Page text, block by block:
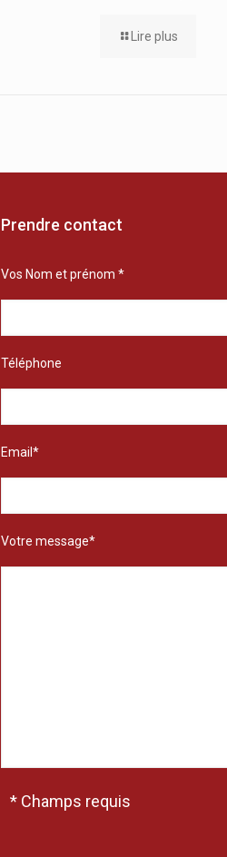
Lire plus
Prendre contact
Vos Nom et prénom *
Téléphone
Email*
Votre message*
* Champs requis